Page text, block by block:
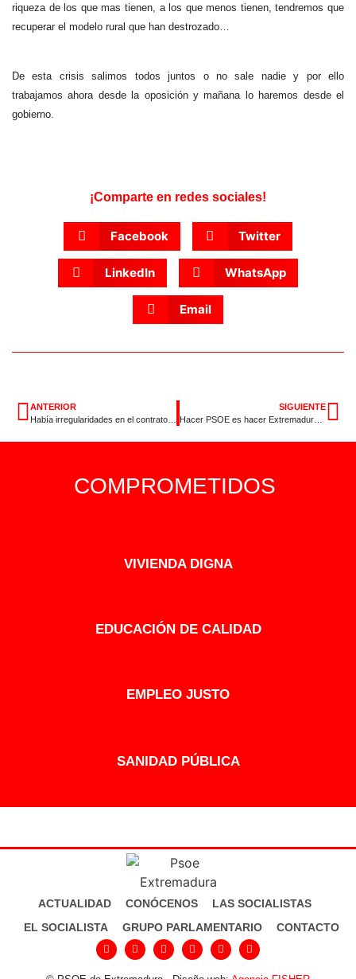
riqueza de los que mas tienen, a los que menos tienen, tendremos que
recuperar el modelo rural que han destrozado…
De esta crisis salimos todos juntos o no sale nadie y por ello
trabajamos ahora desde la oposición y mañana lo haremos desde el
gobierno.
¡Comparte en redes sociales!
Facebook Twitter
LinkedIn WhatsApp
Email
ANTERIOR
SIGUIENTE
COMPROMETIDOS
VIVIENDA DIGNA
EDUCACIÓN DE CALIDAD
EMPLEO JUSTO
SANIDAD PÚBLICA
ACTUALIDAD CONÓCENOS
LAS SOCIALISTAS
EL SOCIALISTA
GRUPO PARLAMENTARIO CONTACTO